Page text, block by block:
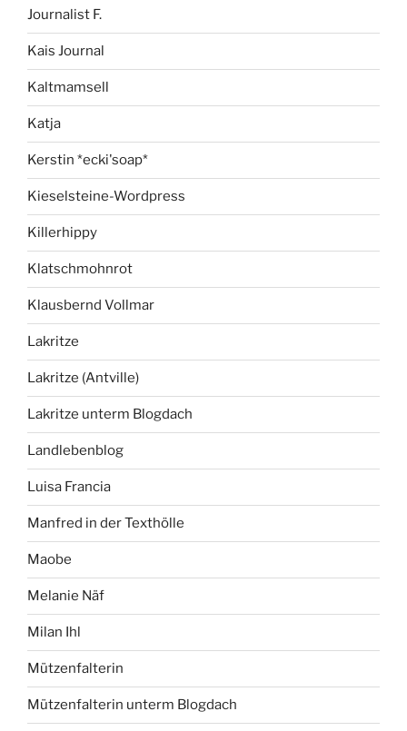
Journalist F.
Kais Journal
Kaltmamsell
Katja
Kerstin *ecki'soap*
Kieselsteine-Wordpress
Killerhippy
Klatschmohnrot
Klausbernd Vollmar
Lakritze
Lakritze (Antville)
Lakritze unterm Blogdach
Landlebenblog
Luisa Francia
Manfred in der Texthölle
Maobe
Melanie Näf
Milan Ihl
Mützenfalterin
Mützenfalterin unterm Blogdach